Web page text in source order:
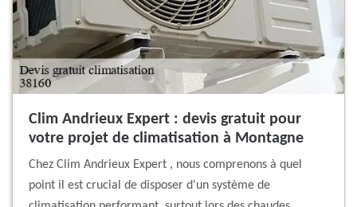
Clim Andrieux Expert : devis gratuit pour
votre projet de climatisation à Montagne
Chez Clim Andrieux Expert , nous comprenons à quel
point il est crucial de disposer d'un système de